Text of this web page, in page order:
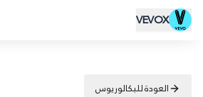
VEVOX
العودة للبكالوريوس